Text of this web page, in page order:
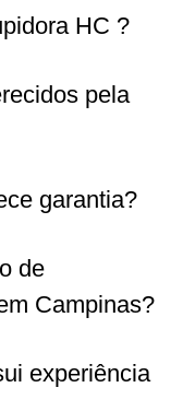
HC ?
pela
garantia?
de
Campinas?
experiência